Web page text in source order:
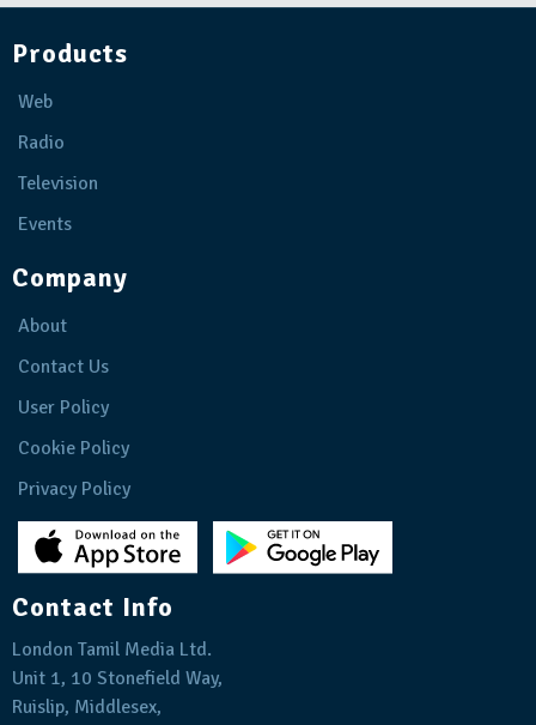
Products
Web
Radio
Television
Events
Company
About
Contact Us
User Policy
Cookie Policy
Privacy Policy
Contact Info
London Tamil Media Ltd.
Unit 1, 10 Stonefield Way,
Ruislip, Middlesex,